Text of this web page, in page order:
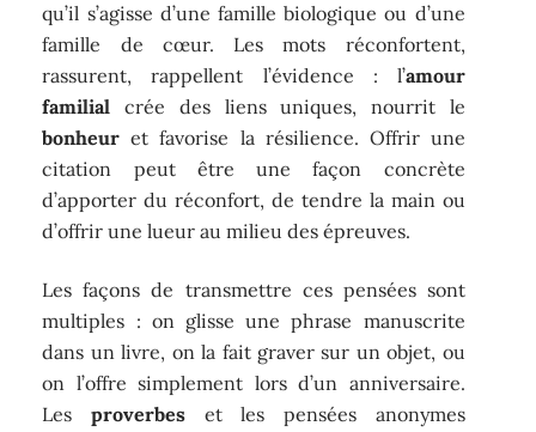
qu’il s’agisse d’une famille biologique ou d’une
famille de cœur. Les mots réconfortent,
rassurent, rappellent l’évidence : l’amour
familial crée des liens uniques, nourrit le
bonheur et favorise la résilience. Offrir une
citation peut être une façon concrète
d’apporter du réconfort, de tendre la main ou
d’offrir une lueur au milieu des épreuves.
Les façons de transmettre ces pensées sont
multiples : on glisse une phrase manuscrite
dans un livre, on la fait graver sur un objet, ou
on l’offre simplement lors d’un anniversaire.
Lesproverbes et les pensées anonymes